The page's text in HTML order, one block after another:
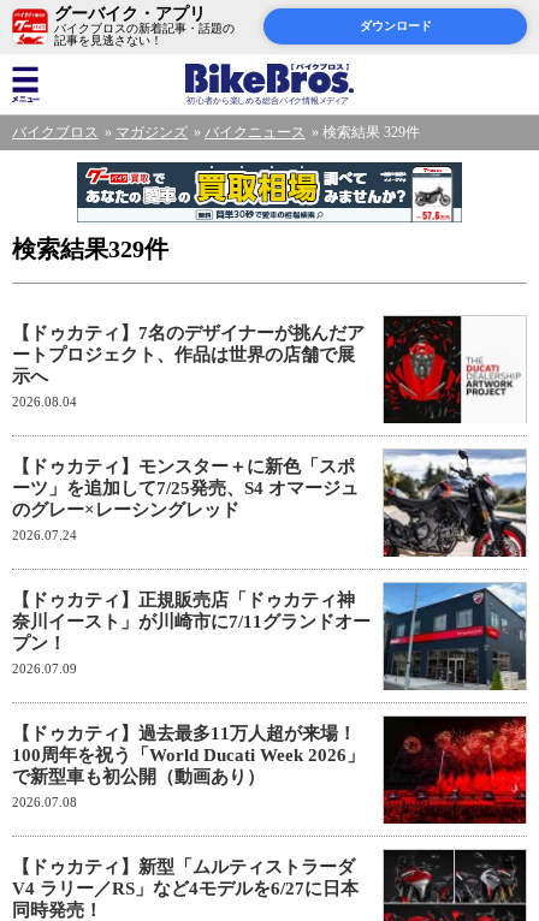
グーバイク・アプリ
バイクブロスの新着記事・話題の
記事を見逃さない！
ダウンロード
バイクブロス マガジンズ バイクニュース 検索結果 329件
検索結果329件
【ドゥカティ】7名のデザイナーが挑んだア
ートプロジェクト、作品は世界の店舗で展
示へ
2026.08.04
【ドゥカティ】モンスター＋に新色「スポ
ーツ」を追加して7/25発売、S4 オマージュ
のグレー×レーシングレッド
2026.07.24
【ドゥカティ】正規販売店「ドゥカティ神
奈川イースト」が川崎市に7/11グランドオー
プン！
2026.07.09
【ドゥカティ】過去最多11万人超が来場！
100周年を祝う「World Ducati Week 2026」
で新型車も初公開（動画あり）
2026.07.08
【ドゥカティ】新型「ムルティストラーダ
V4 ラリー／RS」など4モデルを6/27に日本
同時発売！